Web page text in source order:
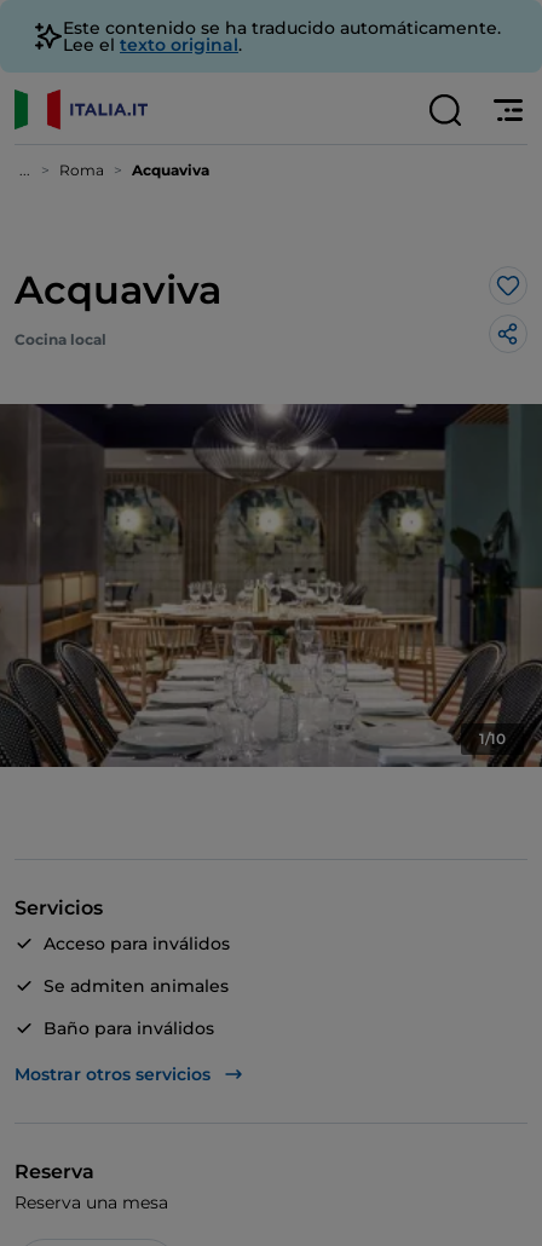
Este contenido se ha traducido automáticamente.
Lee el texto original.
... Roma Acquaviva
Acquaviva Me
Cocina local
1/10
Servicios
Acceso para inválidos
Se admiten animales
Baño para inválidos
Cocktail
Se habla francés
Mostrar otros servicios
Reserva
Reserva una mesa